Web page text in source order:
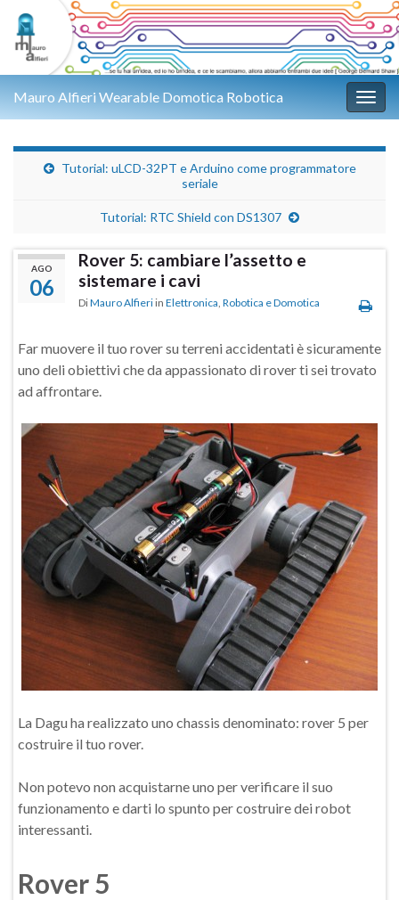
Mauro Alfieri Wearable Domotica Robotica
Tutorial: uLCD-32PT e Arduino come programmatore
seriale
Tutorial: RTC Shield con DS1307
AGO
06
Rover 5: cambiare l’assetto e
sistemare i cavi
DiMauro Alfieri in Elettronica, Robotica e Domotica
Far muovere il tuo rover su terreni accidentati è sicuramente
uno deli obiettivi che da appassionato di rover ti sei trovato
ad affrontare.
La Dagu ha realizzato uno chassis denominato: rover 5 per
costruire il tuo rover.
Non potevo non acquistarne uno per verificare il suo
funzionamento e darti lo spunto per costruire dei robot
interessanti.
Rover 5